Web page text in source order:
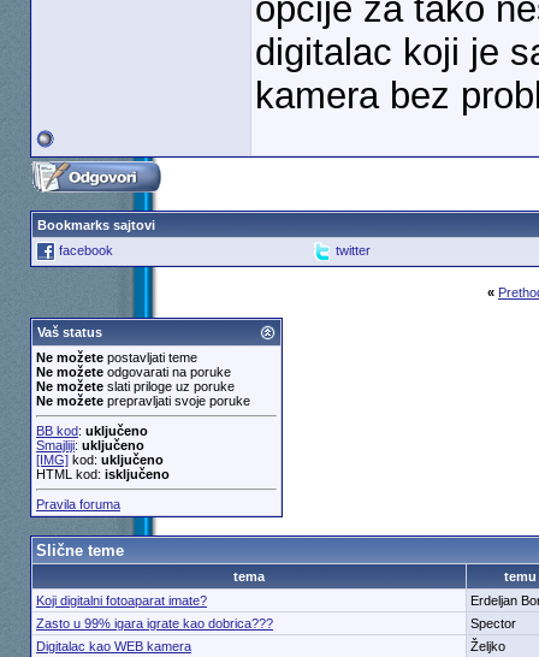
opcije za tako
digitalac koji je
kamera bez
Bookmarks sajtovi
facebook
twitter
«
Vaš status
Ne možetepostavljati teme
Ne možeteodgovarati na poruke
Ne možeteslati priloge uz poruke
Ne možeteprepravljati svoje poruke
BB kod: uključeno
Smajliji: uključeno
[IMG]kod: uključeno
HTML kod: isključeno
Pravila foruma
Slične teme
tema
temu
Koji digitalni fotoaparat imate?
Erdeljan
Zasto u 99% igara igrate kao dobrica???
Spector
Digitalac kao WEB kamera
Željko